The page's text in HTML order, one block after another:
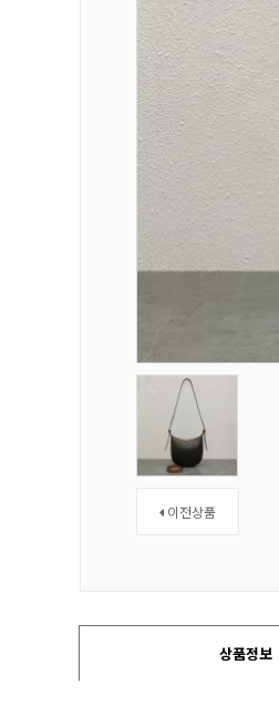
이전상품
상품정보